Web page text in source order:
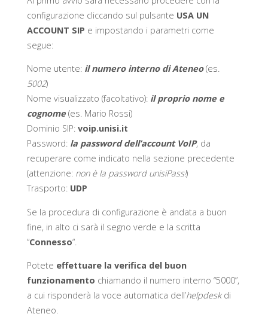
configurazione cliccando sul pulsante USA UN
ACCOUNT SIP e impostando i parametri come
segue:
Nome utente: il numero interno di Ateneo(es.
5002)
Nome visualizzato (facoltativo): il proprio nome e
cognome(es. Mario Rossi)
Dominio SIP: voip.unisi.it
Password: la password dell’account VoIP, da
recuperare come indicato nella sezione precedente
(attenzione: non è la password unisiPass!)
Trasporto: UDP
Se la procedura di configurazione è andata a buon
fine, in alto ci sarà il segno verde e la scritta
“Connesso“.
Potete effettuare la verifica del buon
funzionamento chiamando il numero interno “5000”,
a cui risponderà la voce automatica dell’helpdeskdi
Ateneo.